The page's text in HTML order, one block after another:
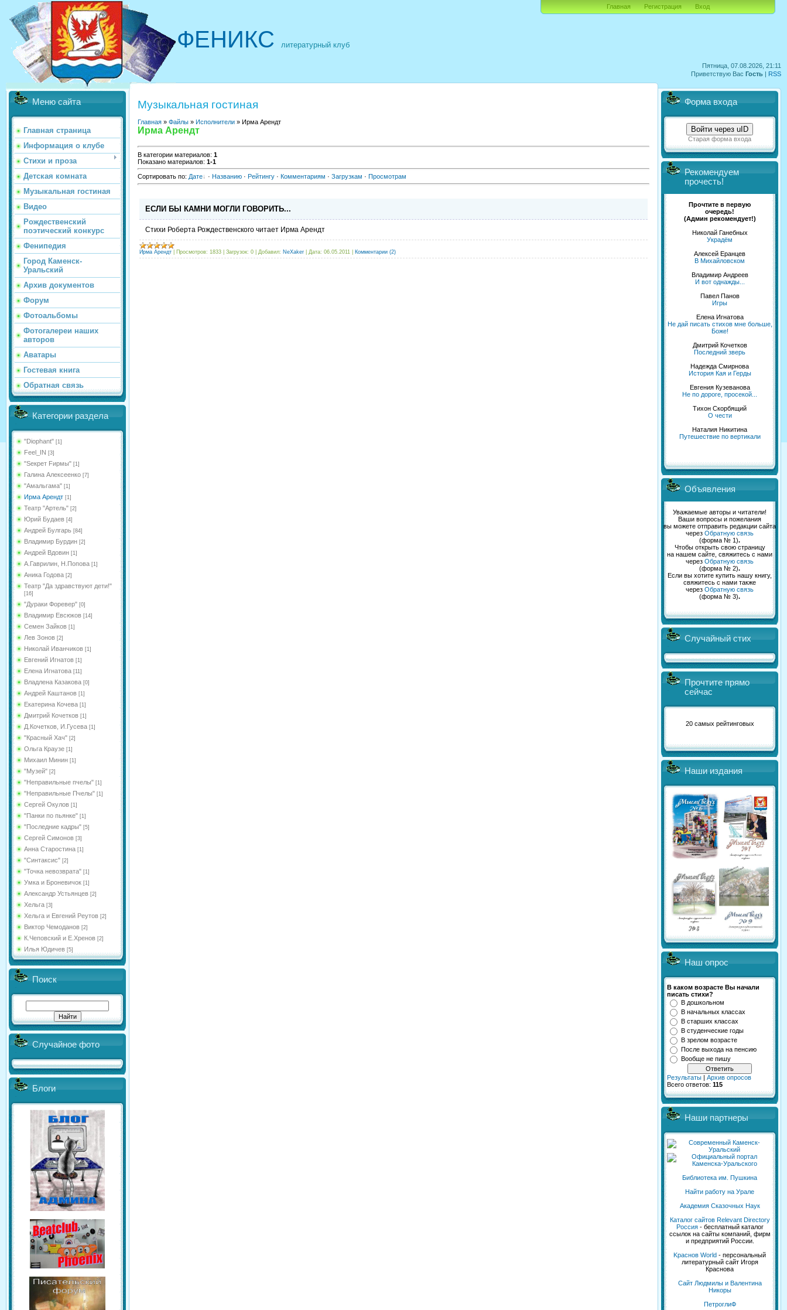
Пятница, 07.08.2026, 21:11
Приветствую Вас Гость | RSS
ФЕНИКС литературный клуб
Главная Регистрация Вход
Меню сайта
Главная страница
Информация о клубе
Стихи и проза
Детская комната
Музыкальная гостиная
Видео
Рождественский
поэтический конкурс
Фенипедия
Город Каменск-
Уральский
Архив документов
Форум
Фотоальбомы
Фотогалереи наших
авторов
Аватары
Гостевая книга
Обратная связь
Категории раздела
"Diophant" [1]
Feel_IN [3]
"Sекрет Fирмы" [1]
Галина Алексеенко [7]
"Амальгама" [1]
Ирма Арендт [1]
Театр "Артель" [2]
Юрий Будаев [4]
Андрей Булгарь [84]
Владимир Бурдин [2]
Андрей Вдовин [1]
А.Гаврилин, Н.Попова [1]
Аника Годова [2]
Театр "Да здравствуют дети!"
[16]
"Дураки Форевер" [0]
Владимир Евсюков [14]
Семен Зайков [1]
Лев Зонов [2]
Николай Иванчиков [1]
Евгений Игнатов [1]
Елена Игнатова [11]
Владлена Казакова [0]
Андрей Каштанов [1]
Екатерина Кочева [1]
Дмитрий Кочетков [1]
Д.Кочетков, И.Гусева [1]
"Красный Хач" [2]
Ольга Краузе [1]
Михаил Минин [1]
"Музей" [2]
"Неправильные пчелы" [1]
"Неправильные Пчелы" [1]
Сергей Окулов [1]
"Панки по пьянке" [1]
"Последние кадры" [5]
Сергей Симонов [3]
Анна Старостина [1]
"Синтаксис" [2]
"Точка невозврата" [1]
Умка и Броневичок [1]
Александр Устьянцев [2]
Хельга [3]
Хельга и Евгений Реутов [2]
Виктор Чемоданов [2]
К.Чеповский и Е.Хренов [2]
Илья Юдичев [5]
Поиск
Случайное фото
Блоги
Музыкальная гостиная
Главная » Файлы » Исполнители » Ирма Арендт
Ирма Арендт
В категории материалов: 1
Показано материалов: 1-1
Сортировать по: Дате · Названию · Рейтингу · Комментариям · Загрузкам · Просмотрам
ЕСЛИ БЫ КАМНИ МОГЛИ ГОВОРИТЬ...
Стихи Роберта Рождественского читает Ирма Арендт
Ирма Арендт Просмотров: 1833 Загрузок: 0 Добавил: NeXaker Дата: 06.05.2011 Комментарии (2)
Форма входа
Войти через uID
Старая форма входа
Рекомендуем
прочесть!
Прочтите в первую
очередь!
(Админ рекомендует!)
Николай Ганебных
Украдём
Алексей Еранцев
В Михайловском
Владимир Андреев
И вот однажды...
Павел Панов
Игры
Елена Игнатова
Не дай писать стихов мне больше,
Боже!
Дмитрий Кочетков
Последний зверь
Надежда Смирнова
История Кая и Герды
Евгения Кузеванова
Не по дороге, просекой...
Тихон Скорбящий
О чести
Наталия Никитина
Путешествие по вертикали
Объявления
Уважаемые авторы и читатели!
Ваши вопросы и пожелания
вы можете отправить редакции сайта
через Обратную связь
(форма № 1).
Чтобы открыть свою страницу
на нашем сайте, свяжитесь с нами
через Обратную связь
(форма № 2).
Если вы хотите купить нашу книгу,
свяжитесь с нами также
через Обратную связь
(форма № 3).
Случайный стих
Прочтите прямо
сейчас
20 самых рейтинговых
Наши издания
Наш опрос
В каком возрасте Вы начали
писать стихи?
В дошкольном
В начальных классах
В старших классах
В студенческие годы
В зрелом возрасте
После выхода на пенсию
Вообще не пишу
Результаты | Архив опросов
Всего ответов: 115
Наши партнеры
Библиотека им. Пушкина
Найти работу на Урале
Академия Сказочных Наук
Каталог сайтов Relevant Directory
Россия- бесплатный каталог
ссылок на сайты компаний, фирм
и предприятий России.
Kраснов World - персональный
литературный сайт Игоря
Краснова
Сайт Людмилы и Валентина
Никоры
ПетроглиФ